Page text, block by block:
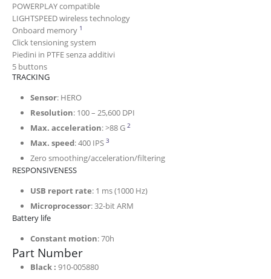
POWERPLAY compatible
LIGHTSPEED wireless technology
Onboard memory 1
Click tensioning system
Piedini in PTFE senza additivi
5 buttons
TRACKING
Sensor: HERO
Resolution: 100 – 25,600 DPI
Max. acceleration: >88 G 2Tested on Logitech G240 Gaming
Max. speed: 400 IPS 3Tested on Logitech G240 Gaming Mouse Pad
Zero smoothing/acceleration/filtering
RESPONSIVENESS
USB report rate: 1 ms (1000 Hz)
Microprocessor: 32-bit ARM
Battery life
Constant motion: 70h
Part Number
Black : 910-005880